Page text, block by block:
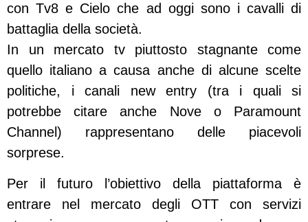
con Tv8 e Cielo che ad oggi sono i cavalli di
battaglia della società.
In un mercato tv piuttosto stagnante come
quello italiano a causa anche di alcune scelte
politiche, i canali new entry (tra i quali si
potrebbe citare anche Nove o Paramount
Channel) rappresentano delle piacevoli
sorprese.
Per il futuro l’obiettivo della piattaforma è
entrare nel mercato degli OTT con servizi